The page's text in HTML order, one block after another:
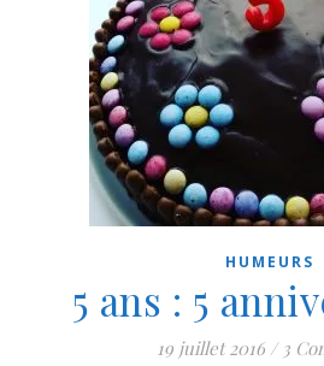
HUMEURS
5 ans : 5
19 juillet 2016 / 3